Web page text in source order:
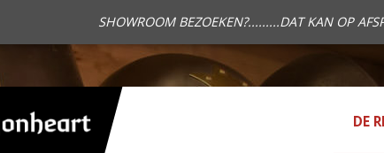
SHOWROOM BEZOEKEN?.........DAT KAN OP
DE